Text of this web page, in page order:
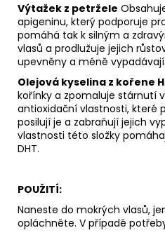
Výtažek z petržele
apigeninu, který podporuje
pomáhá tak k silným a
vlasů a prodlužuje jejich
upevněny a méně vypadávají.
Olejová kyselina z kořene
kořínky a zpomaluje stárnutí
antioxidační vlastnosti, které
posilují je a zabraňují jejich
vlastnosti této složky
DHT.
POUŽITÍ:
Naneste do mokrých vlasů,
opláchněte. V případě